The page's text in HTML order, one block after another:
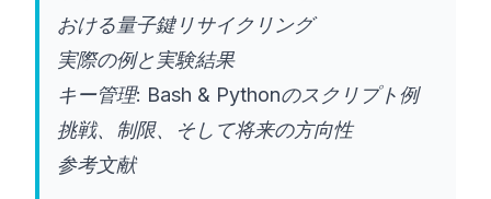
おける量子鍵リサイクリング
実際の例と実験結果
キー管理: Bash & Pythonのスクリプト例
挑戦、制限、そして将来の方向性
参考文献